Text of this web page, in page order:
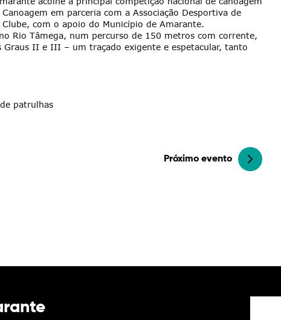
em parceria com a Associação Desportiva de
com o apoio do Município de Amarante.
Rio Tâmega, num percurso de 150 metros com corrente,
II e III – um traçado exigente e espetacular, tanto
patrulhas
Próximo evento